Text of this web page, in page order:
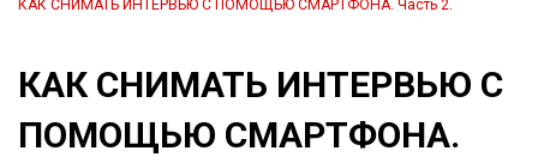
КАК СНИМАТЬ ИНТЕРВЬЮ С ПОМОЩЬЮ СМАРТФОНА. Часть 2.
КАК СНИМАТЬ ИНТЕРВЬЮ С
ПОМОЩЬЮ СМАРТФОНА.